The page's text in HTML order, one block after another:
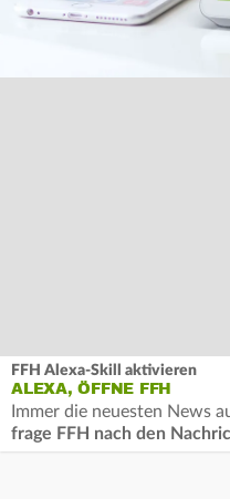
FFH Alexa-Skill aktivieren
ALEXA, ÖFFNE FFH
Immer die neuesten News
frage FFH nach den